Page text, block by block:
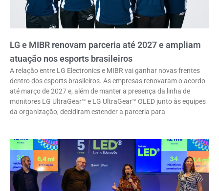
LG e MIBR renovam parceria até 2027 e ampliam
atuação nos esports brasileiros
A relação entre LG Electronics e MIBR vai ganhar novas frentes
dentro dos esports brasileiros. As empresas renovaram o acordo
até março de 2027 e, além de manter a presença da linha de
monitores LG UltraGear™ e LG UltraGear™ OLED junto às equipes
da organização, decidiram estender a parceria para